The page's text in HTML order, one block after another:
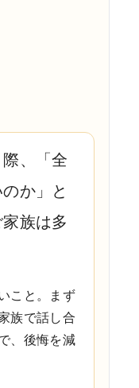
、「全
か」と
族は多
こと。まず
族で話し合
、後悔を減